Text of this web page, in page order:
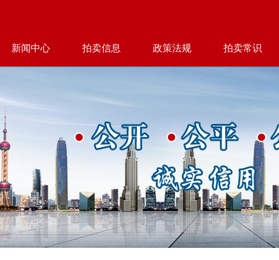
新闻中心 拍卖信息 政策法规 拍卖常识